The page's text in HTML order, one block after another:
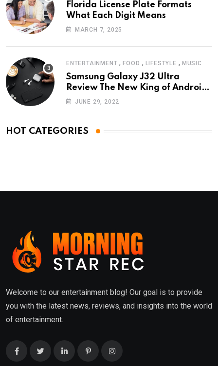
Florida License Plate Formats
What Each Digit Means
MARCH 7, 2025
ENTERTAINMENT ,FOOD , LIFESTYLE , MUSIC
Samsung Galaxy J32 Ultra
Review The New King of Android
Phones
JUNE 29, 2022
HOT CATEGORIES
Welcome to our entertainment blog! Our goal is to provide
you with the latest news, reviews, and insights into the world
of entertainment.